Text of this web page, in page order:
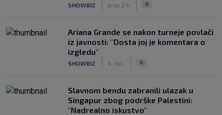
SHOWBIZ prije 2 h 0
Ariana Grande se nakon turneje povlači
iz javnosti: "Dosta joj je komentara o
izgledu"
SHOWBIZ 4. kol. 0
Slavnom bendu zabranili ulazak u
Singapur zbog podrške Palestini:
"Nadrealno iskustvo"